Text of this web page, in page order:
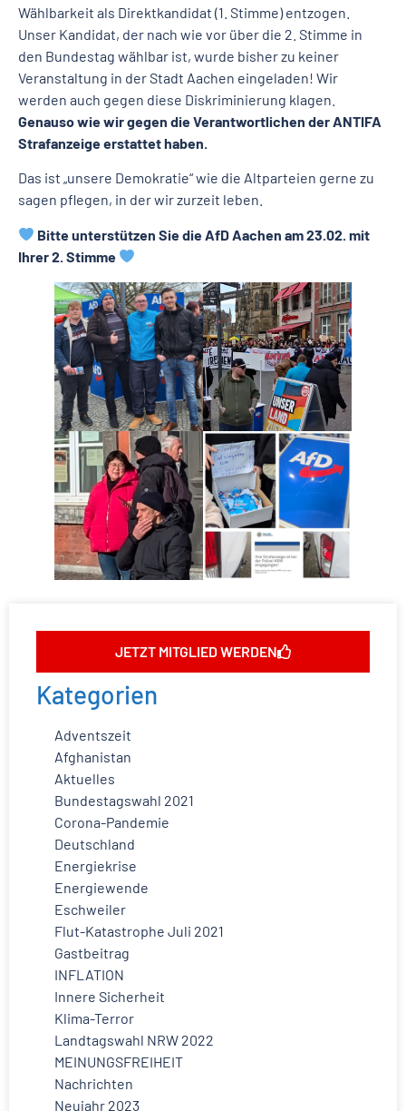
Wählbarkeit als Direktkandidat (1. Stimme) entzogen.
Unser Kandidat, der nach wie vor über die 2. Stimme in
den Bundestag wählbar ist, wurde bisher zu keiner
Veranstaltung in der Stadt Aachen eingeladen! Wir
werden auch gegen diese Diskriminierung klagen.
Genauso wie wir gegen die Verantwortlichen der ANTIFA
Strafanzeige erstattet haben.
Das ist „unsere Demokratie“ wie die Altparteien gerne zu
sagen pflegen, in der wir zurzeit leben.
Bitte unterstützen Sie die AfD Aachen am 23.02. mit
Ihrer 2. Stimme
JETZT MITGLIED WERDEN
Kategorien
Adventszeit
Afghanistan
Aktuelles
Bundestagswahl 2021
Corona-Pandemie
Deutschland
Energiekrise
Energiewende
Eschweiler
Flut-Katastrophe Juli 2021
Gastbeitrag
INFLATION
Innere Sicherheit
Klima-Terror
Landtagswahl NRW 2022
MEINUNGSFREIHEIT
Nachrichten
Neujahr 2023